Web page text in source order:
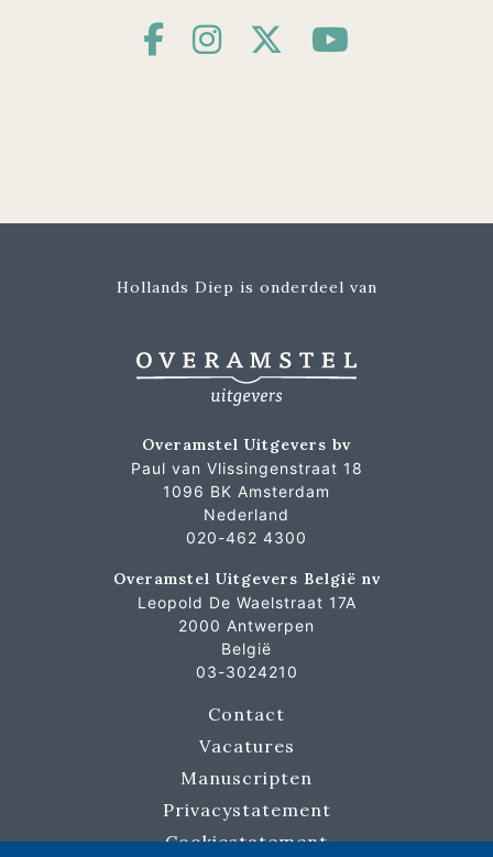
Hollands Diep is onderdeel van
Overamstel Uitgevers bv
Paul van Vlissingenstraat 18
1096 BK Amsterdam
Nederland
020-462 4300
Overamstel Uitgevers België nv
Leopold De Waelstraat 17A
2000 Antwerpen
België
03-3024210
Contact
Vacatures
Manuscripten
Privacystatement
Cookiestatement